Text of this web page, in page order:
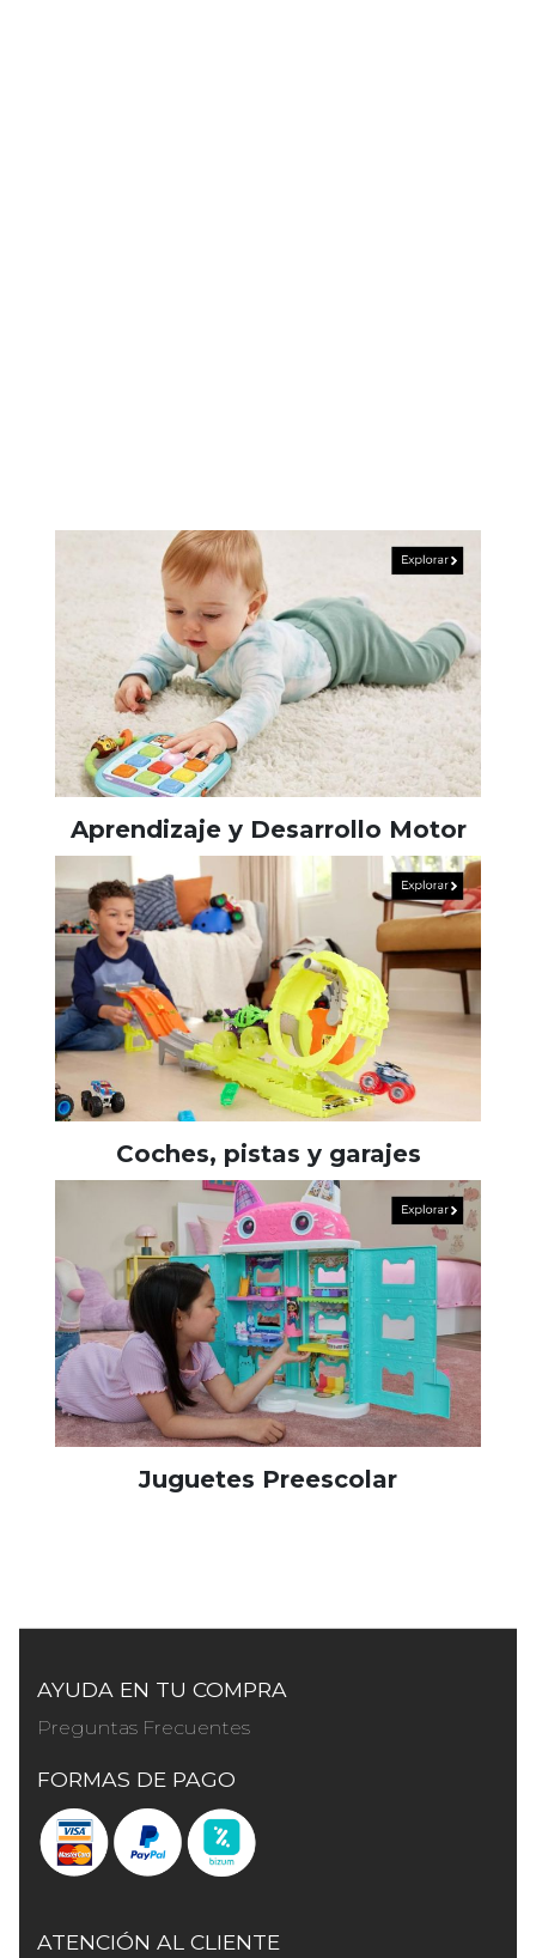
Aprendizaje y Desarrollo Motor
Coches, pistas y garajes
Juguetes Preescolar
AYUDA EN TU COMPRA
Preguntas Frecuentes
FORMAS DE PAGO
ATENCIÓN AL CLIENTE